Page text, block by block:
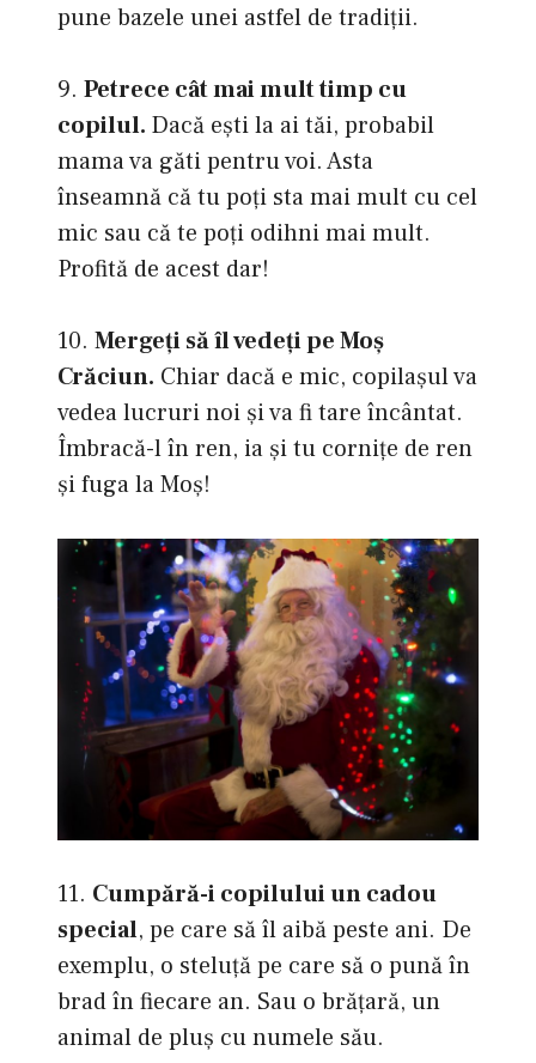
pune bazele unei astfel de tradiţii.
9. Petrece cât mai mult timp cu
copilul. Dacă eşti la ai tăi, probabil
mama va găti pentru voi. Asta
înseamnă că tu poţi sta mai mult cu cel
mic sau că te poţi odihni mai mult.
Profită de acest dar!
10. Mergeţi să îl vedeţi pe Moş
Crăciun. Chiar dacă e mic, copilaşul va
vedea lucruri noi şi va fi tare încântat.
Îmbracă-l în ren, ia şi tu corniţe de ren
şi fuga la Moş!
11. Cumpără-i copilului un cadou
special, pe care să îl aibă peste ani. De
exemplu, o steluţă pe care să o pună în
brad în fiecare an. Sau o brăţară, un
animal de pluş cu numele său.